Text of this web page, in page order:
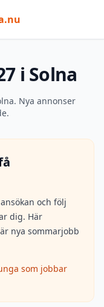
i Solna
Nya annonser
och följ
dig. Här
nya sommarjobb
som jobbar